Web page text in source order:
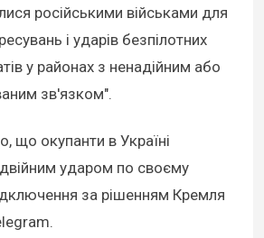
російськими військами для
і ударів безпілотних
у районах з ненадійним або
зв'язком".
що окупанти в Україні
ударом по своєму
за рішенням Кремля